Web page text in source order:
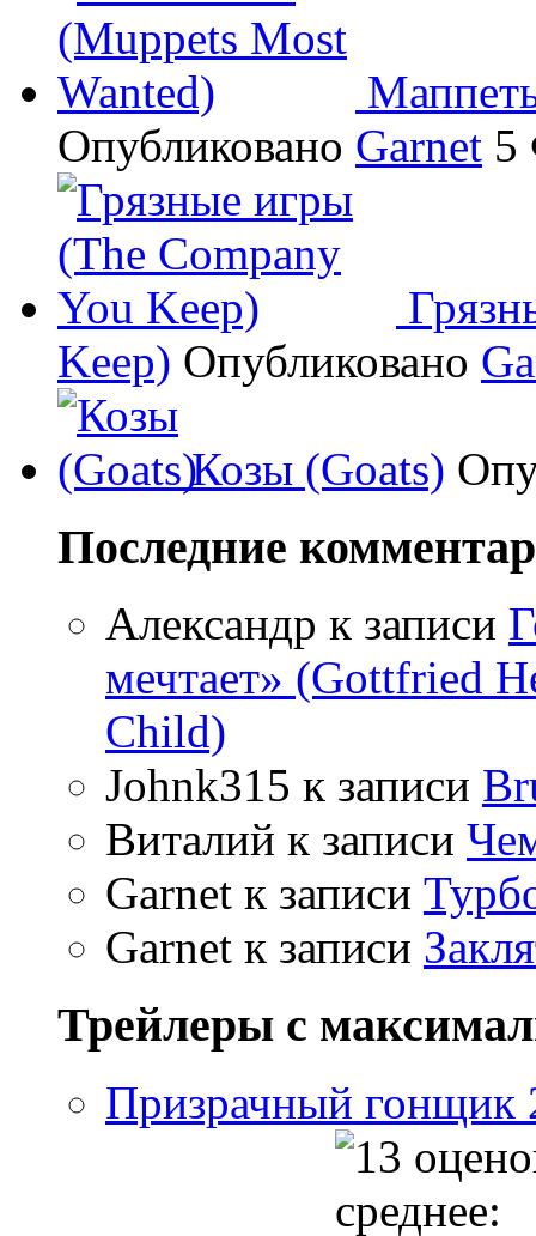
Опубликовано Garnet 5
Keep) Опубликовано
Козы (Goats)
Последние
Александр к записи
мечтает» (Gottfried
Child)
Johnk315 к записи
Виталий к записи
Garnet к записи
Garnet к записи
Трейлеры с
Призрачный гонщик